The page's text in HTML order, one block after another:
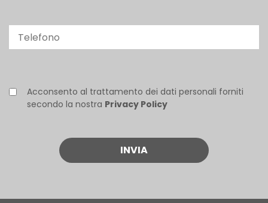
Acconsento al trattamento dei dati personali forniti
secondo la nostra Privacy Policy